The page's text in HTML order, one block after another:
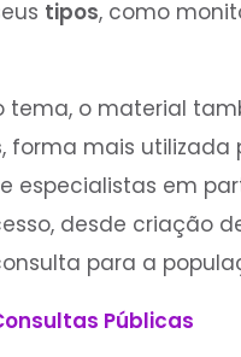
tipos, como
tema, o material
, forma mais utilizada
especialistas em
desde criação
para a
Públicas